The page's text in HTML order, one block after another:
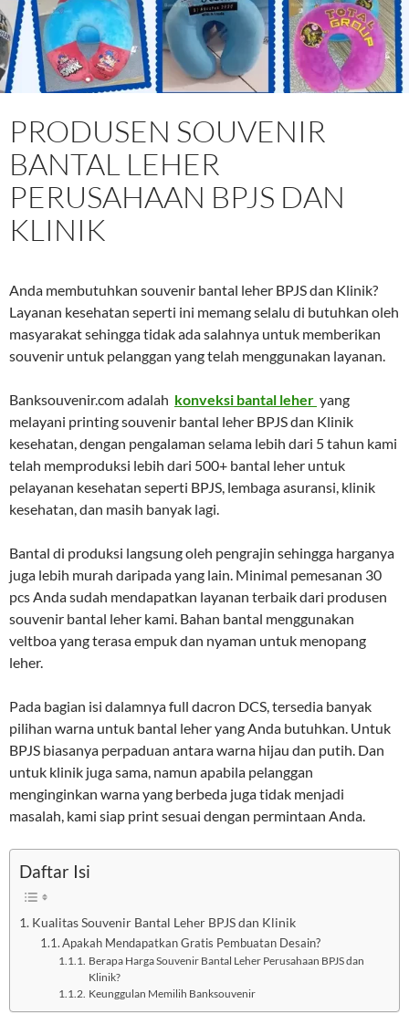
PRODUSEN SOUVENIR
BANTAL LEHER
PERUSAHAAN BPJS DAN
KLINIK
Anda membutuhkan souvenir bantal leher BPJS dan Klinik?
Layanan kesehatan seperti ini memang selalu di butuhkan oleh
masyarakat sehingga tidak ada salahnya untuk memberikan
souvenir untuk pelanggan yang telah menggunakan layanan.
Banksouvenir.com adalah konveksi bantal leher yang
melayani printing souvenir bantal leher BPJS dan Klinik
kesehatan, dengan pengalaman selama lebih dari 5 tahun kami
telah memproduksi lebih dari 500+ bantal leher untuk
pelayanan kesehatan seperti BPJS, lembaga asuransi, klinik
kesehatan, dan masih banyak lagi.
Bantal di produksi langsung oleh pengrajin sehingga harganya
juga lebih murah daripada yang lain. Minimal pemesanan 30
pcs Anda sudah mendapatkan layanan terbaik dari produsen
souvenir bantal leher kami. Bahan bantal menggunakan
veltboa yang terasa empuk dan nyaman untuk menopang
leher.
Pada bagian isi dalamnya full dacron DCS, tersedia banyak
pilihan warna untuk bantal leher yang Anda butuhkan. Untuk
BPJS biasanya perpaduan antara warna hijau dan putih. Dan
untuk klinik juga sama, namun apabila pelanggan
menginginkan warna yang berbeda juga tidak menjadi
masalah, kami siap print sesuai dengan permintaan Anda.
Daftar Isi
Kualitas Souvenir Bantal Leher BPJS dan Klinik
Apakah Mendapatkan Gratis Pembuatan Desain?
Berapa Harga Souvenir Bantal Leher Perusahaan BPJS dan
Klinik?
Keunggulan Memilih Banksouvenir